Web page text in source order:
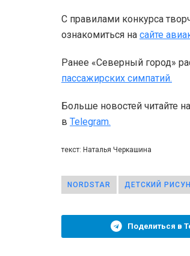
С правилами конкурса
ознакомиться на сайте
Ранее «Северный город»
пассажирских симпатий.
Больше новостей читайте
в Telegram.
текст: Наталья Черкашина
NORDSTAR ДЕТСКИЙ
Поделиться в